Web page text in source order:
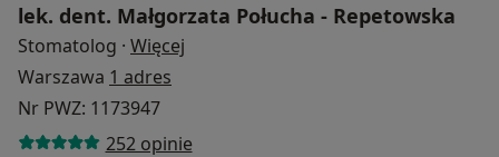
lek. dent. Małgorzata Połucha - Repetowska
Stomatolog · Więcej
Warszawa 1 adres
Nr PWZ: 1173947
252 opinie